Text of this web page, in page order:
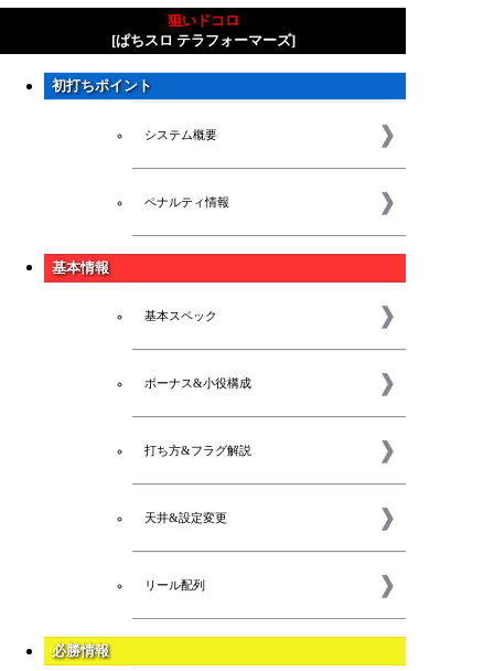
狙いドコロ
[ぱちスロ テラフォーマーズ]
初打ちポイント
システム概要
ペナルティ情報
基本情報
基本スペック
ボーナス&小役構成
打ち方&フラグ解説
天井&設定変更
リール配列
必勝情報